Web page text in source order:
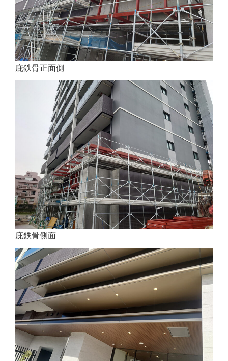
庇鉄骨正面側
庇鉄骨側面